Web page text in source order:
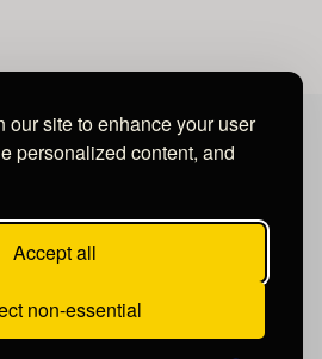
our site to enhance your user
personalized content, and
Accept all
non-essential
- Honduras.